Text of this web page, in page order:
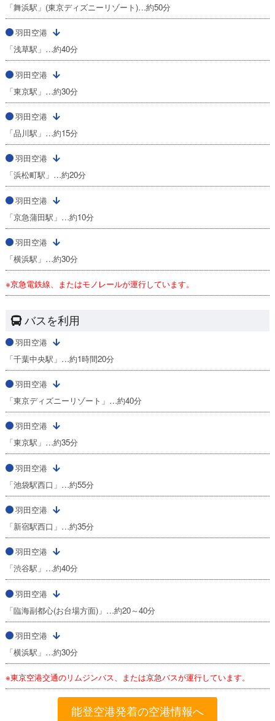
「舞浜駅」(東京ディズニーリゾート)…約50分
羽田空港
「浅草駅」…約40分
羽田空港
「東京駅」…約30分
羽田空港
「品川駅」…約15分
羽田空港
「浜松町駅」…約20分
羽田空港
「京急蒲田駅」…約10分
羽田空港
「横浜駅」…約30分
※京急電鉄線、またはモノレールが運行しています。
バスを利用
羽田空港
「千葉中央駅」…約1時間20分
羽田空港
「東京ディズニーリゾート」…約40分
羽田空港
「東京駅」…約35分
羽田空港
「池袋駅西口」…約55分
羽田空港
「新宿駅西口」…約35分
羽田空港
「渋谷駅」…約40分
羽田空港
「臨海副都心(お台場方面)」…約20～40分
羽田空港
「横浜駅」…約30分
※東京空港交通のリムジンバス、または京急バスが運行しています。
能登空港発着の空港情報へ